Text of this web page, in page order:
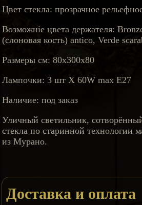
Цвет стекла: прозрачное
Возможніе цвета держателя:
(слоновая кость) antico, Verde
Размеры см: 80x300x80
Лампочки: 3 шт X 60W max E27
Наличие: под заказ
Уличный светильник,
стекла по старинной технологии
из Мурано.
Доставка и оплата